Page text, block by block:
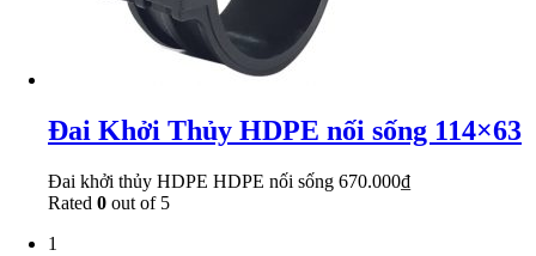
Đai Khởi Thủy HDPE nối sống 114×63
Đai khởi thủy HDPE HDPE nối sống 670.000₫
Rated 0 out of 5
1